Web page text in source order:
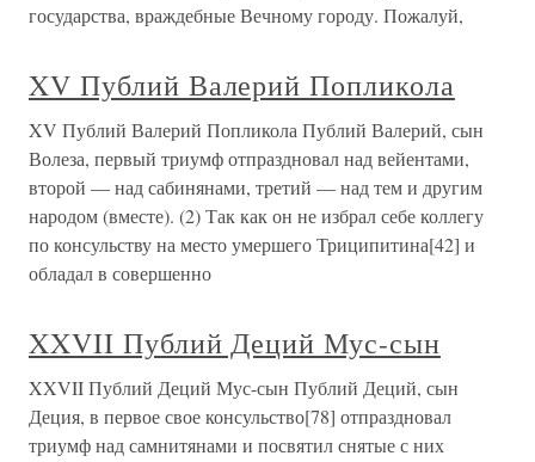
государства, враждебные Вечному городу. Пожалуй,
XV Публий Валерий Попликола
XV Публий Валерий Попликола Публий Валерий, сын
Волеза, первый триумф отпраздновал над вейентами,
второй — над сабинянами, третий — над тем и другим
народом (вместе). (2) Так как он не избрал себе коллегу
по консульству на место умершего Триципитина[42] и
обладал в совершенно
XXVII Публий Деций Мус-сын
XXVII Публий Деций Мус-сын Публий Деций, сын
Деция, в первое свое консульство[78] отпраздновал
триумф над самнитянами и посвятил снятые с них